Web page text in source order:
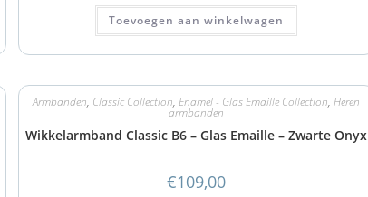
Toevoegen aan winkelwagen
Armbanden, Classic Collection,Enamel - Glas Emaille Collection,Heren
armbanden
Wikkelarmband Classic B6 – Glas Emaille – Zwarte Onyx
€109,00